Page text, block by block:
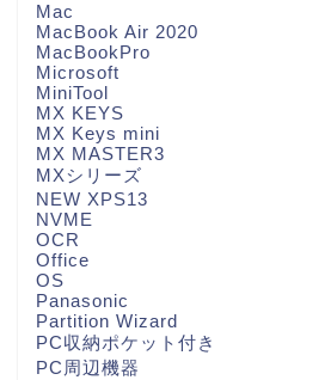
Mac
MacBook Air 2020
MacBookPro
Microsoft
MiniTool
MX KEYS
MX Keys mini
MX MASTER3
MXシリーズ
NEW XPS13
NVME
OCR
Office
OS
Panasonic
Partition Wizard
PC収納ポケット付き
PC周辺機器